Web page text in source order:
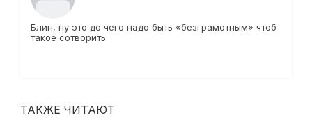
Блин, ну это до чего надо быть «безграмотным» чтоб
такое сотворить
ТАКЖЕ ЧИТАЮТ